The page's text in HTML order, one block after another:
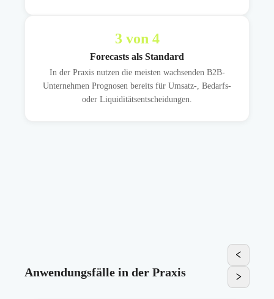
3von 4
Forecasts als Standard
In der Praxis nutzen die meisten wachsenden B2B-
Unternehmen Prognosen bereits für Umsatz-, Bedarfs-
oder Liquiditätsentscheidungen.
Anwendungsfälle in der Praxis